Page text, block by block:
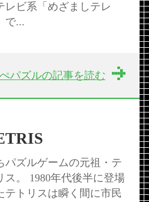
レビ系「めざましテレ
で...
パズルの記事を読む
パズルゲームの元祖・テ
ス。 1980年代後半に登場
テトリスは瞬く間に市民